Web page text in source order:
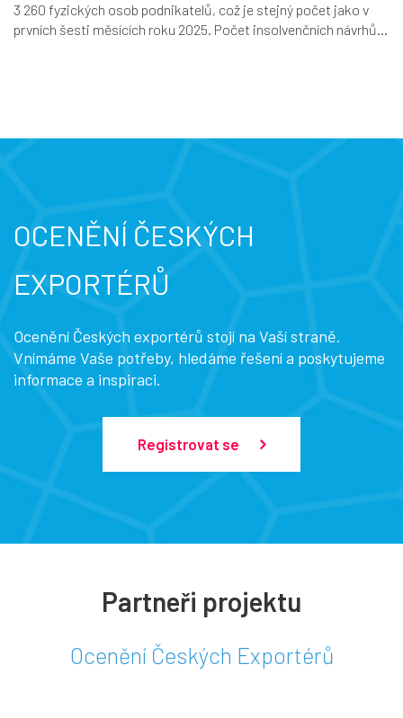
3 260 fyzických osob podnikatelů, což je stejný počet jako v
prvních šesti měsících roku 2025. Počet insolvenčních návrhů...
OCENĚNÍ ČESKÝCH
EXPORTÉRŮ
Ocenění Českých exportérů stojí na Vaší straně.
Vnímáme Vaše potřeby, hledáme řešení a poskytujeme
informace a inspiraci.
Registrovat se
Partneři projektu
Ocenění Českých Exportérů